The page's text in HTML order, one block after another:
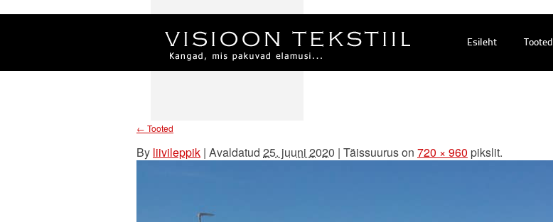
Esileht Tooted
← Tooted
By liivileppik | Avaldatud 25. juuni 2020 | Täissuurus on 720 × 960 pikslit.